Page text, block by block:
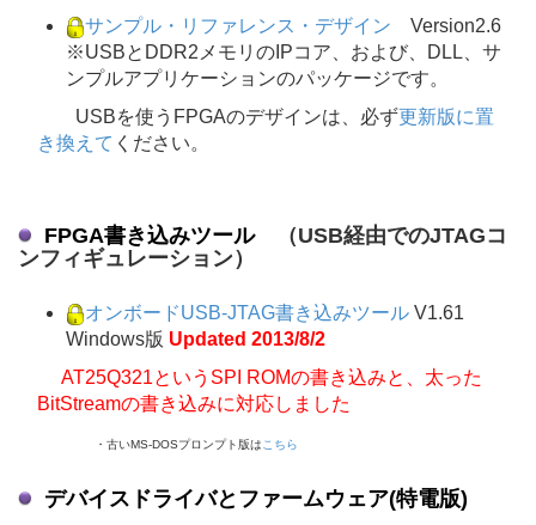
サンプル・リファレンス・デザイン Version2.6
※USBとDDR2メモリのIPコア、および、DLL、サ
ンプルアプリケーションのパッケージです。
USBを使うFPGAのデザインは、必ず更新版に置
き換えて ください。
FPGA書き込みツール（USB経由でのJTAGコ
ンフィギュレーション）
オンボードUSB-JTAG書き込みツール V1.61
Windows版 Updated 2013/8/2
AT25Q321というSPI ROMの書き込みと、太った
BitStreamの書き込みに対応しました
・古いMS-DOSプロンプト版はこちら
デバイスドライバとファームウェア(特電版)